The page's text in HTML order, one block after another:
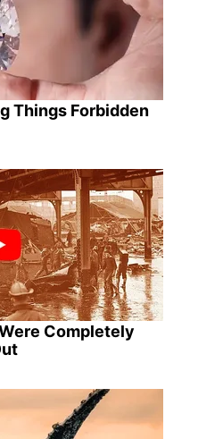
Things Forbidden
Completely